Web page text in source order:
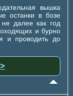
вышка
останки в бозе
далее как год
и бурно
и проводить до